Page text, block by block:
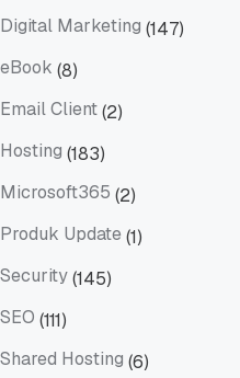
Digital Marketing (147)
eBook (8)
Email Client(2)
Hosting (183)
Microsoft365 (2)
Produk Update (1)
Security(145)
SEO (111)
Shared Hosting (6)